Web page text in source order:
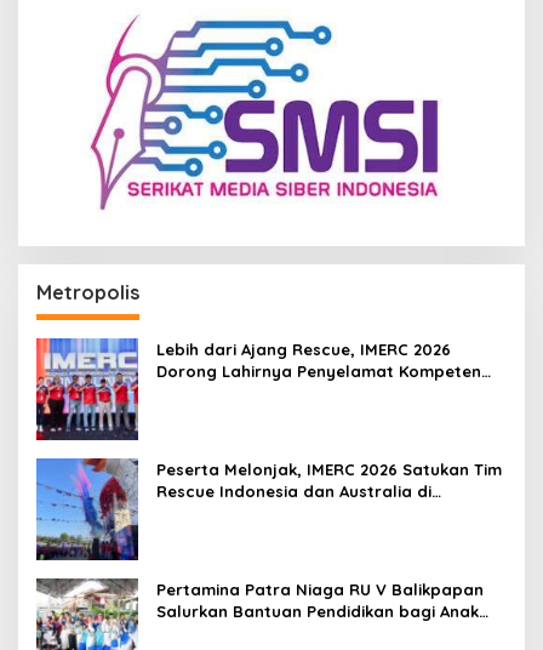
Metropolis
Lebih dari Ajang Rescue, IMERC 2026
Dorong Lahirnya Penyelamat Kompeten
Peserta Melonjak, IMERC 2026 Satukan Tim
Rescue Indonesia dan Australia di
Pertamina Patra Niaga RU V Balikpapan
Salurkan Bantuan Pendidikan bagi Anak